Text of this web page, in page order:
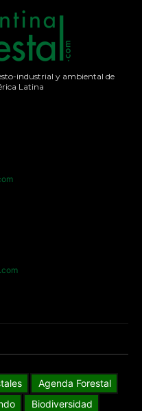
industrial y ambiental de
Latina
Agenda Forestal
Biodiversidad